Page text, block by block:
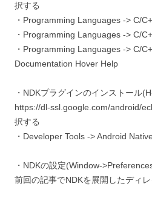
択する
・Programming Languages -> C/
・Programming Languages -> C/
・Programming Languages -> C/
Documentation Hover Help
・NDKプラグインのインストール
https://dl-ssl.google.com/android/
択する
・Developer Tools -> Android
・NDKの設定(Window-
前回の記事でNDKを展開したディレ